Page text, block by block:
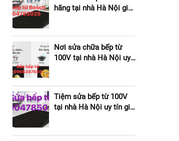
hãng tại nhà Hà Nội giá
Nơi sửa chữa bếp từ
100V tại nhà Hà Nội uy
Tiệm sửa bếp từ 100V
tại nhà Hà Nội uy tín giá